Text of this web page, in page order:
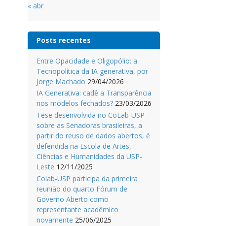
« abr
Posts recentes
Entre Opacidade e Oligopólio: a
Tecnopolítica da IA generativa, por
Jorge Machado 29/04/2026
IA Generativa: cadê a Transparência
nos modelos fechados? 23/03/2026
Tese desenvolvida no CoLab-USP
sobre as Senadoras brasileiras, a
partir do reuso de dados abertos, é
defendida na Escola de Artes,
Ciências e Humanidades da USP-
Leste 12/11/2025
Colab-USP participa da primeira
reunião do quarto Fórum de
Governo Aberto como
representante acadêmico
novamente 25/06/2025